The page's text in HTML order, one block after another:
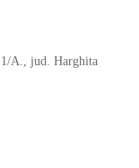
A., jud. Harghita